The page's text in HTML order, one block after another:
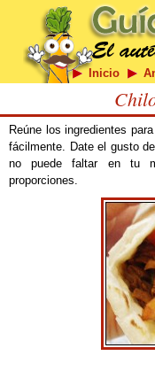
Inicio
Reúne los ingredientes
fácilmente. Date el gusto
no puede faltar en tu
proporciones.